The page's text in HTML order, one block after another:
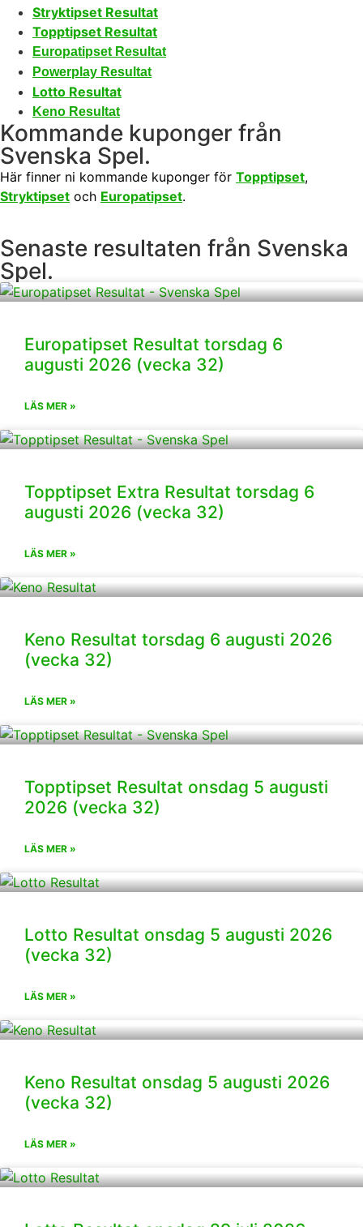
Stryktipset Resultat
Topptipset Resultat
Europatipset Resultat
Powerplay Resultat
Lotto Resultat
Keno Resultat
Kommande kuponger från
Svenska Spel.
Här finner ni kommande kuponger för Topptipset,
Stryktipset och Europatipset.
Senaste resultaten från Svenska
Spel.
Europatipset Resultat torsdag 6
augusti 2026 (vecka 32)
LÄS MER »
Topptipset Extra Resultat torsdag 6
augusti 2026 (vecka 32)
LÄS MER »
Keno Resultat torsdag 6 augusti 2026
(vecka 32)
LÄS MER »
Topptipset Resultat onsdag 5 augusti
2026 (vecka 32)
LÄS MER »
Lotto Resultat onsdag 5 augusti 2026
(vecka 32)
LÄS MER »
Keno Resultat onsdag 5 augusti 2026
(vecka 32)
LÄS MER »